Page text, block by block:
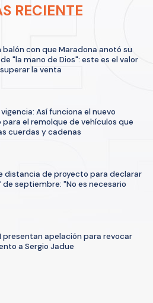
RECIENTE
balón con que Maradona anotó su
"la mano de Dios": este es el valor
la venta
Así funciona el nuevo
el remolque de vehículos que
cuerdas y cadenas
distancia de proyecto para declarar
de septiembre: "No es necesario
presentan apelación para revocar
a Sergio Jadue